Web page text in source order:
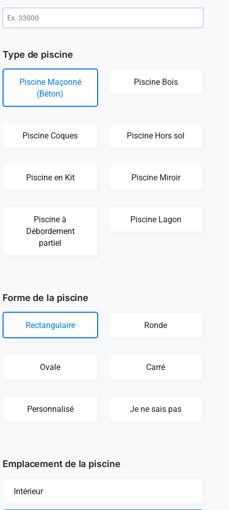
Type de piscine
Piscine Maçonné
(Béton)
Piscine Bois
Piscine Coques Piscine Hors sol
Piscine en Kit Piscine Miroir
Piscine à
Débordement
partiel
Piscine Lagon
Forme de la piscine
Rectangulaire Ronde
Ovale Carré
Personnalisé Je ne sais pas
Emplacement de la piscine
Intérieur